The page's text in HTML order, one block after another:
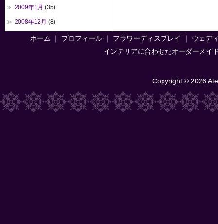
2009年1月 (35)
2008年12月 (8)
ホーム プロフィール フラワーディスプレイ
ウェデ
インテリアに合わせたオーダーメイ
Copyright © 2026